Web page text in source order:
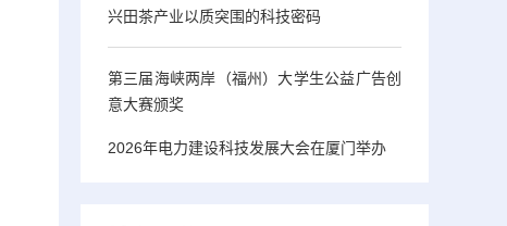
兴田茶产业以质突围的科技密码
第三届海峡两岸（福州）大学生公益广告创
意大赛颁奖
2026年电力建设科技发展大会在厦门举办